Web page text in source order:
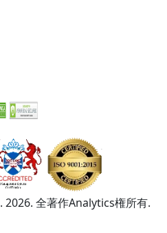
全著作Analytics権所有.